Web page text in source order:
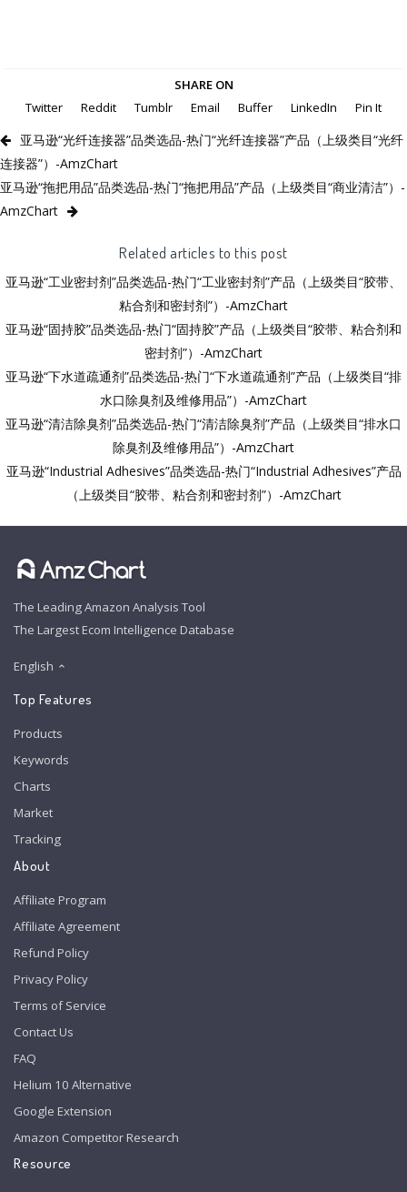
SHARE ON
Twitter
Reddit Tumblr Email Buffer LinkedIn Pin It
亚马逊“光纤连接器”品类选品-热门“光纤连接器”产品（上级类目“光纤
连接器”）-AmzChart
亚马逊“拖把用品”品类选品-热门“拖把用品”产品（上级类目“商业清洁”）-
AmzChart
Related articles to this post
亚马逊“工业密封剂”品类选品-热门“工业密封剂”产品（上级类目“胶带、
粘合剂和密封剂”）-AmzChart
亚马逊“固持胶”品类选品-热门“固持胶”产品（上级类目“胶带、粘合剂和
密封剂”）-AmzChart
亚马逊“下水道疏通剂”品类选品-热门“下水道疏通剂”产品（上级类目“排
水口除臭剂及维修用品”）-AmzChart
亚马逊“清洁除臭剂”品类选品-热门“清洁除臭剂”产品（上级类目“排水口
除臭剂及维修用品”）-AmzChart
亚马逊“Industrial Adhesives”品类选品-热门“Industrial Adhesives”产品
（上级类目“胶带、粘合剂和密封剂”）-AmzChart
The Leading Amazon Analysis Tool
The Largest Ecom Intelligence Database
English
Top Features
Products
Keywords
Charts
Market
Tracking
About
Affiliate Program
Affiliate Agreement
Refund Policy
Privacy Policy
Terms of Service
Contact Us
FAQ
Helium 10 Alternative
Google Extension
Amazon Competitor Research
Resource